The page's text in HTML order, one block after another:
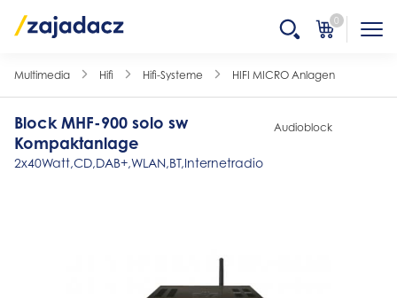
0
Multimedia Hifi Hifi-Systeme HIFI MICRO Anlagen
Block MHF-900 solo sw
Kompaktanlage
2x40Watt,CD,DAB+,WLAN,BT,Internetradio
Audioblock